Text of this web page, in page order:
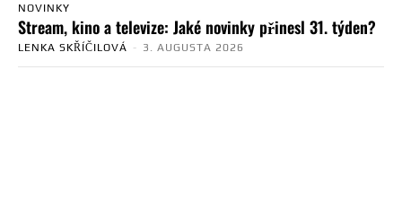
NOVINKY
Stream, kino a televize: Jaké novinky přinesl 31. týden?
LENKA SKŘÍČILOVÁ - 3. AUGUSTA 2026